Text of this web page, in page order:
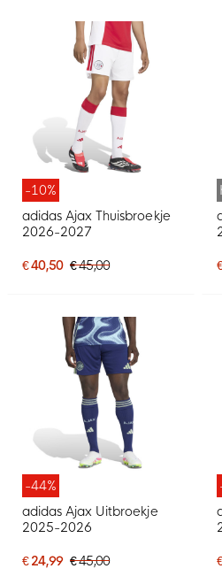
-10%
adidas Ajax Thuisbroekje
2026-2027
€ 40,50 € 45,00
-44%
adidas Ajax Uitbroekje
2025-2026
€ 24,99 € 45,00